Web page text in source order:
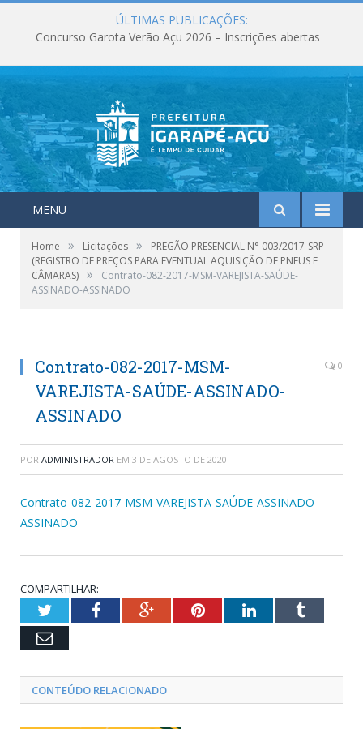
ÚLTIMAS PUBLICAÇÕES:
Concurso Garota Verão Açu 2026 – Inscrições abertas
MENU
Home » Licitações »
PREGÃO PRESENCIAL N° 003/2017-SRP
(REGISTRO DE PREÇOS PARA EVENTUAL AQUISIÇÃO DE PNEUS E
CÂMARAS) »
Contrato-082-2017-MSM-VAREJISTA-SAÚDE-
ASSINADO-ASSINADO
Contrato-082-2017-MSM-
VAREJISTA-SAÚDE-ASSINADO-
ASSINADO
0
POR ADMINISTRADOR EM 3 DE AGOSTO DE 2020
Contrato-082-2017-MSM-VAREJISTA-SAÚDE-ASSINADO-
ASSINADO
COMPARTILHAR:
TwitterFacebookGoogle+PinterestLinkedInTumblr
Email
CONTEÚDO RELACIONADO